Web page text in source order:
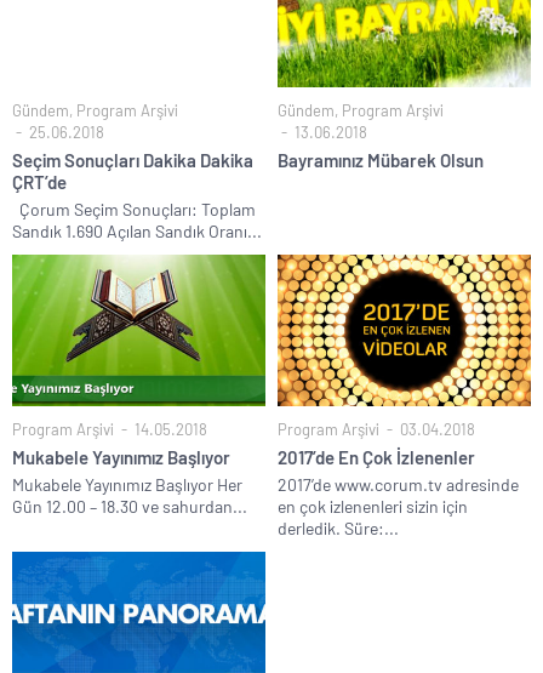
Gündem, Program Arşivi
25.06.2018
Seçim Sonuçları Dakika Dakika
ÇRT’de
Çorum Seçim Sonuçları: Toplam
Sandık 1.690 Açılan Sandık Oranı...
Gündem, Program Arşivi
13.06.2018
Bayramınız Mübarek Olsun
Program Arşivi 14.05.2018
Mukabele Yayınımız Başlıyor
Mukabele Yayınımız Başlıyor Her
Gün 12.00 – 18.30 ve sahurdan...
Program Arşivi 03.04.2018
2017’de En Çok İzlenenler
2017’de www.corum.tv adresinde
en çok izlenenleri sizin için
derledik. Süre:...